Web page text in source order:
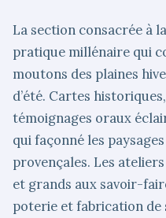
La section consacrée à
pratique millénaire qui
moutons des plaines
d’été. Cartes
témoignages oraux
qui façonné les
provençales. Les
et grands aux savoir-
poterie et fabrication